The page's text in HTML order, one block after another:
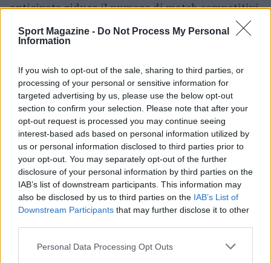
Sport Magazine - Do Not Process My Personal
Information
If you wish to opt-out of the sale, sharing to third parties, or
processing of your personal or sensitive information for
targeted advertising by us, please use the below opt-out
section to confirm your selection. Please note that after your
opt-out request is processed you may continue seeing
interest-based ads based on personal information utilized by
us or personal information disclosed to third parties prior to
your opt-out. You may separately opt-out of the further
disclosure of your personal information by third parties on the
IAB’s list of downstream participants. This information may
also be disclosed by us to third parties on the IAB’s List of
Downstream Participants that may further disclose it to other
Please note that this website/app uses one or more Google
Personal Data Processing Opt Outs
anticipata riduce il numero di match competitivi
sull’erba, mentre per Maria la vittoria
rappresenta una conferma del feeling con la
ultimi anni.
AUTORE
Andrea Conforti
Andrea Conforti, 46enne torinese dal look
casual e naturale, è un analista tattico che
trasforma dati e clip in racconti social. Ricorda
quando annotò la rimonta al box stampa dello
Stadio Olimpico Grande Torino: da
critico. Dettaglio unico: una stagione